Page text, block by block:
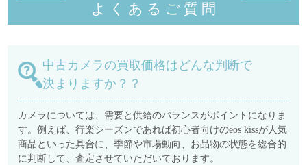
よくあるご質 問
中古カメラの買取価格はどんな判断で
決まりますか？？
カメラについては、需要と供給のバランスがポイントになりま
す。例えば、行楽シーズンであれば初心者向けのeos kissが人気
商品といった具合に、季節や市場動向、お品物の状態を総合的
に判断して、査定させていただいております。